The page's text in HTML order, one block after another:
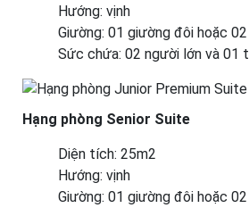
Hướng: vịnh
Giường: 01 giường đôi hoặc
Sức chứa: 02 người lớn và 01
Hạng phòng Senior Suite
Diện tích: 25m2
Hướng: vịnh
Giường: 01 giường đôi hoặc